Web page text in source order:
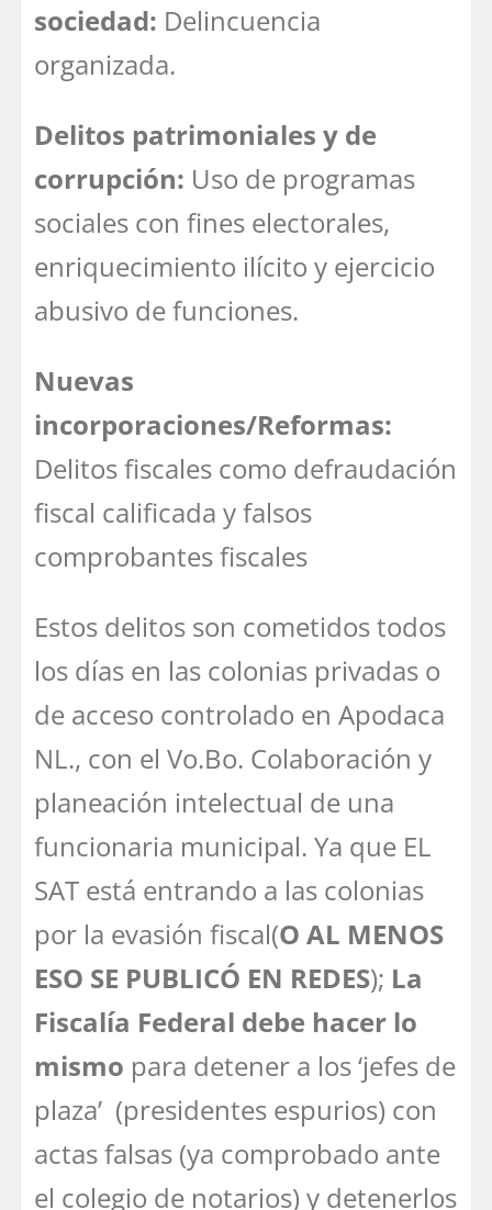
sociedad: Delincuencia
organizada.
Delitos patrimoniales y de
corrupción: Uso de programas
sociales con fines electorales,
enriquecimiento ilícito y ejercicio
abusivo de funciones.
Nuevas
incorporaciones/Reformas:
Delitos fiscales como defraudación
fiscal calificada y falsos
comprobantes fiscales
Estos delitos son cometidos todos
los días en las colonias privadas o
de acceso controlado en Apodaca
NL., con el Vo.Bo. Colaboración y
planeación intelectual de una
funcionaria municipal. Ya que EL
SAT está entrando a las colonias
por la evasión fiscal(O AL MENOS
ESO SE PUBLICÓ EN REDES); La
Fiscalía Federal debe hacer lo
mismo para detener a los ‘jefes de
plaza’ (presidentes espurios) con
actas falsas (ya comprobado ante
el colegio de notarios) y detenerlos